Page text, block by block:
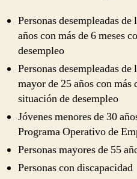
Personas desempleadas
años con más de 6 meses
desempleo
Personas desempleadas
mayor de 25 años con más
situación de desempleo
Jóvenes menores de 30
Programa Operativo de
Personas mayores de 55
Personas con discapacidad